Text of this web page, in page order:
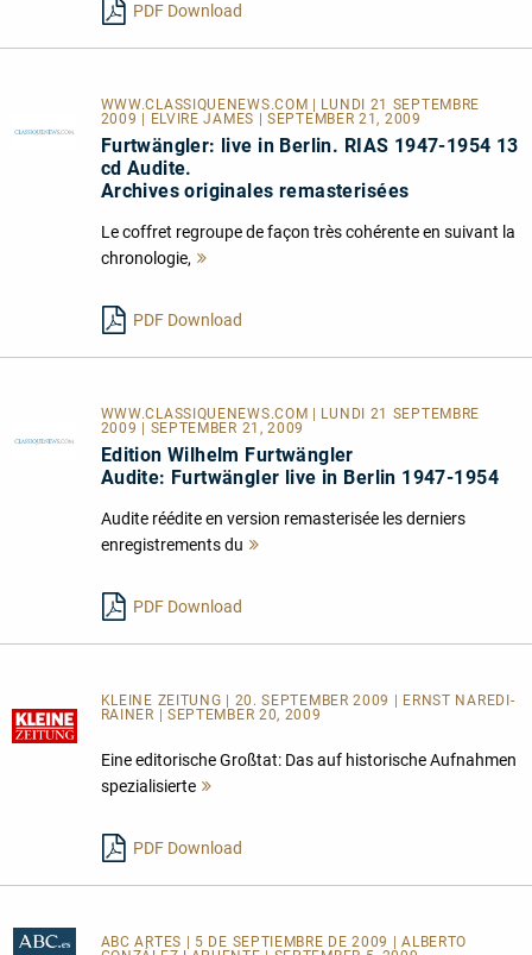
PDF Download
WWW.CLASSIQUENEWS.COM | LUNDI 21 SEPTEMBRE
2009 | ELVIRE JAMES | SEPTEMBER 21, 2009
Furtwängler: live in Berlin. RIAS 1947-1954 13
cd Audite.
Archives originales remasterisées
Le coffret regroupe de façon très cohérente en suivant la
chronologie,
PDF Download
WWW.CLASSIQUENEWS.COM | LUNDI 21 SEPTEMBRE
2009 | SEPTEMBER 21, 2009
Edition Wilhelm Furtwängler
Audite: Furtwängler live in Berlin 1947-1954
Audite réédite en version remasterisée les derniers
enregistrements du
PDF Download
KLEINE ZEITUNG | 20. SEPTEMBER 2009 | ERNST NAREDI-
RAINER | SEPTEMBER 20, 2009
Eine editorische Großtat: Das auf historische Aufnahmen
spezialisierte
PDF Download
ABC ARTES
| 5 DE SEPTIEMBRE DE 2009 | ALBERTO